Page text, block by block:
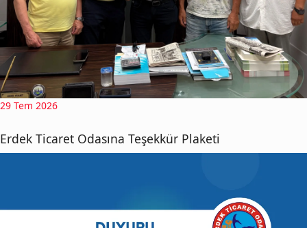
29 Tem 2026
Erdek Ticaret Odasına Teşekkür Plaketi